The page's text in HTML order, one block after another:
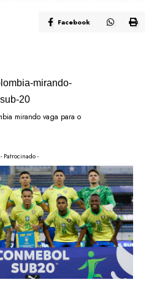
Facebook
mirando vaga para o
- Patrocinado -